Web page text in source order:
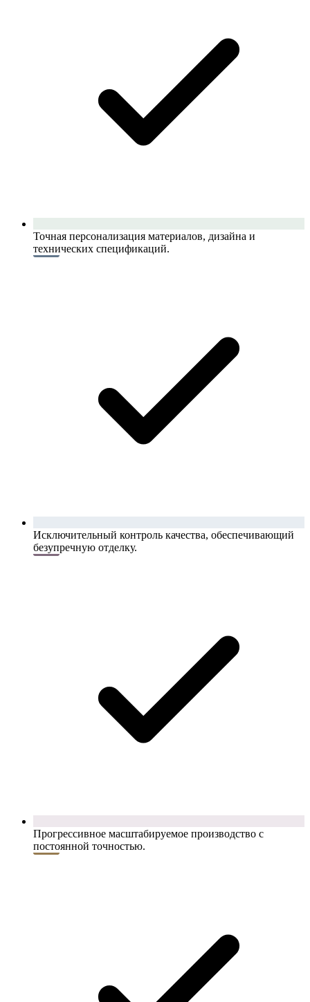
Точная персонализация материалов, дизайна и
технических спецификаций.
Исключительный контроль качества, обеспечивающий
безупречную отделку.
Прогрессивное масштабируемое производство с
постоянной точностью.